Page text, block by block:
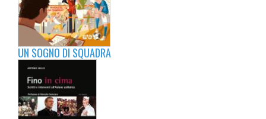
UN SOGNO DI SQUADRA